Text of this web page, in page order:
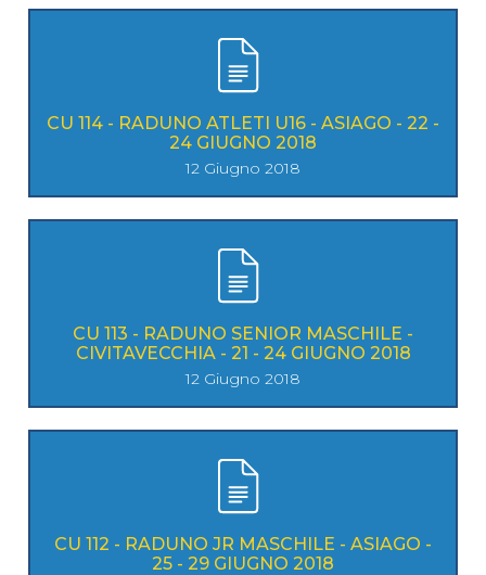
CU 114 - RADUNO ATLETI U16 - ASIAGO - 22 -
24 GIUGNO 2018
12 Giugno 2018
CU 113 - RADUNO SENIOR MASCHILE -
CIVITAVECCHIA - 21 - 24 GIUGNO 2018
12 Giugno 2018
CU 112 - RADUNO JR MASCHILE - ASIAGO -
25 - 29 GIUGNO 2018